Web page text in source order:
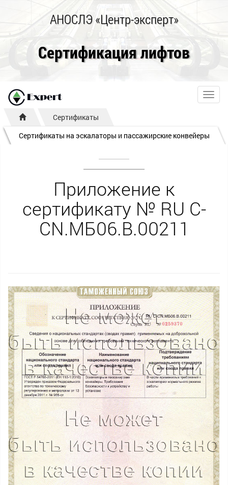
АНОСЛЭ «Центр-эксперт»
Сертификация лифтов
Сертификаты
Сертификаты на эскалаторы и пассажирские конвейеры
Приложение к
сертификату № RU С-
CN.МБ06.B.00211